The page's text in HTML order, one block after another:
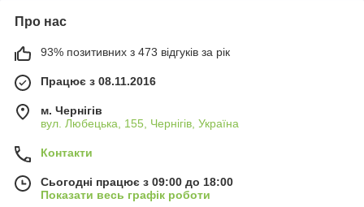
Про нас
93% позитивних з 473 відгуків за рік
Працює з 08.11.2016
м. Чернігів
вул. Любецька, 155, Чернігів, Україна
Контакти
Сьогодні працює з 09:00 до 18:00
Показати весь графік роботи